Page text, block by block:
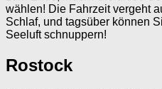
wählen! Die Fahrzeit vergeht
Schlaf, und tagsüber können
Seeluft schnuppern!
Rostock